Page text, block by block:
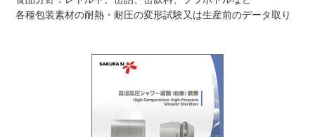
各種包装素材の耐熱・耐圧の変形試験又は生産前のデータ取り